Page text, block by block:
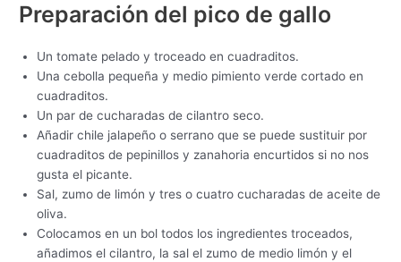
Preparación del pico de gallo
Un tomate pelado y troceado en cuadraditos.
Una cebolla pequeña y medio pimiento verde cortado en
cuadraditos.
Un par de cucharadas de cilantro seco.
Añadir chile jalapeño o serrano que se puede sustituir por
cuadraditos de pepinillos y zanahoria encurtidos si no nos
gusta el picante.
Sal, zumo de limón y tres o cuatro cucharadas de aceite de
oliva.
Colocamos en un bol todos los ingredientes troceados,
añadimos el cilantro, la sal el zumo de medio limón y el